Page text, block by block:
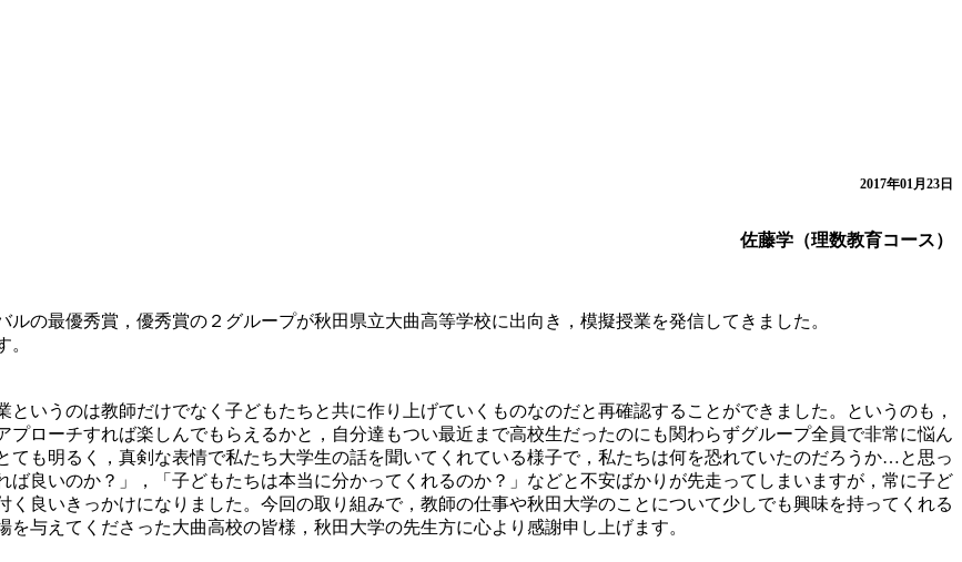
2017年01月23日
佐藤学（理数教育コース）
の最優秀賞，優秀賞の２グループが秋田県立大曲高等学校に出向き，模擬授業を発信してきました。
いうのは教師だけでなく子どもたちと共に作り上げていくものなのだと再確認することができました。というのも，
ローチすれば楽しんでもらえるかと，自分達もつい最近まで高校生だったのにも関わらずグループ全員で非常に悩ん
も明るく，真剣な表情で私たち大学生の話を聞いてくれている様子で，私たちは何を恐れていたのだろうか…と思っ
良いのか？」，「子どもたちは本当に分かってくれるのか？」などと不安ばかりが先走ってしまいますが，常に子ど
良いきっかけになりました。今回の取り組みで，教師の仕事や秋田大学のことについて少しでも興味を持ってくれる
与えてくださった大曲高校の皆様，秋田大学の先生方に心より感謝申し上げます。